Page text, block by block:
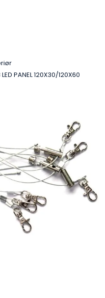
PANEL 120X30/120X60